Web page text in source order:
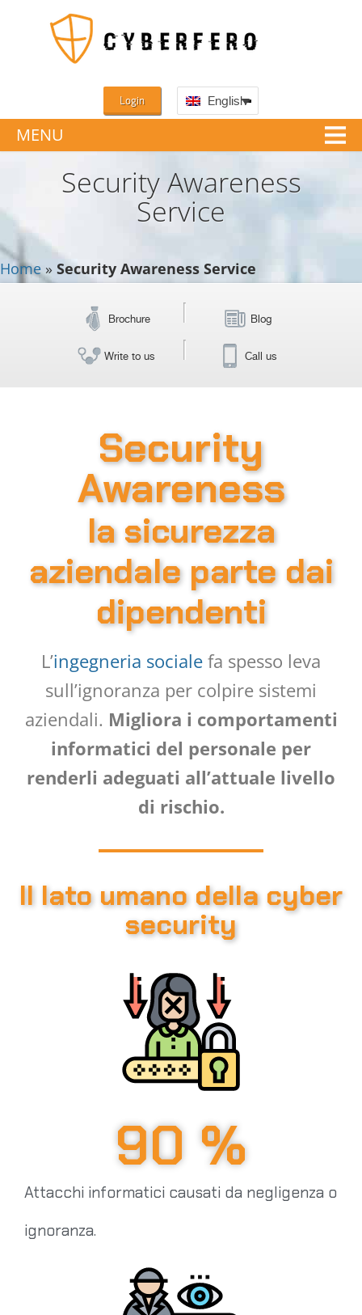
MENU
Login English
Security Awareness
Service
Home » Security Awareness Service
Brochure Blog
Write to us Call us
Security
Awareness
la sicurezza
aziendale parte dai
dipendenti
L’ingegneria sociale fa spesso leva
sull’ignoranza per colpire sistemi
aziendali. Migliora i comportamenti
informatici del personale per
renderli adeguati all’attuale livello
di rischio.
Il lato umano della cyber
security
Attacchi informatici causati da negligenza o
ignoranza.
90 %